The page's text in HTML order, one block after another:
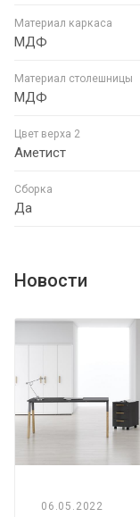
Материал каркаса
МДФ
Материал столешницы
МДФ
Цвет верха 2
Аметист
Сборка
Да
Новости
06.05.2022